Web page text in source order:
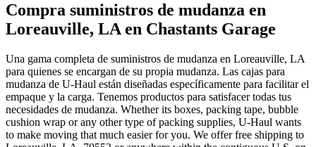
Compra suministros de mudanza en
Loreauville, LA en Chastants Garage
Una gama completa de suministros de mudanza en Loreauville, LA
para quienes se encargan de su propia mudanza. Las cajas para
mudanza de U-Haul están diseñadas específicamente para facilitar el
empaque y la carga. Tenemos productos para satisfacer todas tus
necesidades de mudanza. Whether its boxes, packing tape, bubble
cushion wrap or any other type of packing supplies, U-Haul wants
to make moving that much easier for you. We offer free shipping to